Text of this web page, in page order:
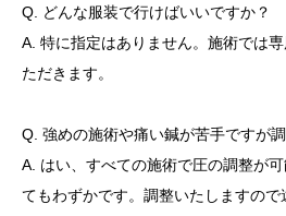
Q. どんな服装で行けばいいですか？
A. 特に指定はありません。施術では
ただきます。
Q. 強めの施術や痛い鍼が苦手ですが
A. はい、すべての施術で圧の調整が
てもわずかです。調整いたしますので